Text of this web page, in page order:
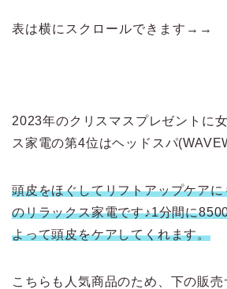
表は横にスクロールできます→→
2023年のクリスマスプレゼントに
ス家電の第4位はヘッドスパ
頭皮をほぐしてリフトアップケア
のリラックス家電です♪1分間に
よって頭皮をケアしてくれます。
こちらも人気商品のため、下の販